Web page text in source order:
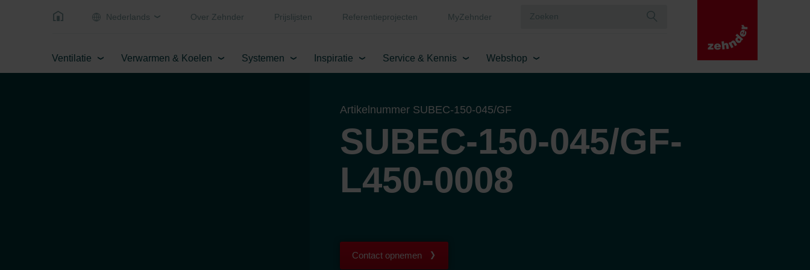
Nederlands Over Zehnder Prijslijsten Referentieprojecten MyZehnder
Ventilatie Verwarmen & Koelen Systemen Inspiratie Service & Kennis Webshop
Artikelnummer SUBEC-150-045/GF
SUBEC-150-045/GF-
L450-0008
Contact opnemen